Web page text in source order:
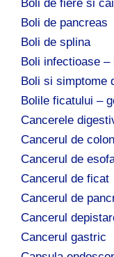
Boli de fiere si
Boli de pancreas
Boli de splina
Boli infectioase
Boli si simptome
Bolile ficatului –
Cancerele
Cancerul de colon
Cancerul de
Cancerul de ficat
Cancerul de
Cancerul
Cancerul gastric